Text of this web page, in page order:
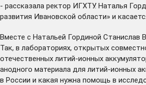
- рассказала ректор ИГХТУ. Наталья
развития Ивановской области» и
Вместе с Натальей Гординой Станислав
Так, в лабораториях, открытых
отечественных литий-ионных
анодного материала для литий-ионных
в России и какая нужна помощь в